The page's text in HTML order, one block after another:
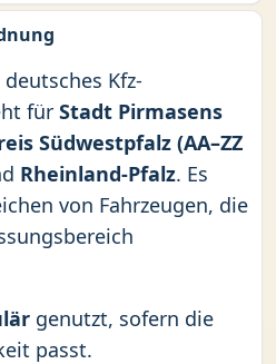
Kfz-
für Stadt Pirmasens
Südwestpfalz (AA–ZZ
Rheinland-Pfalz. Es
von Fahrzeugen, die
genutzt, sofern die
passt.